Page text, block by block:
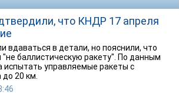
что КНДР 17 апреля
вдаваться в детали, но пояснили, что
баллистическую ракету". По данным
управляемые ракеты с
20 км.